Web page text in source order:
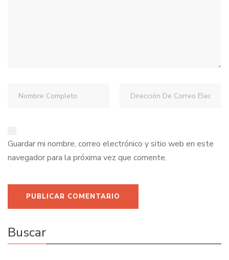
Guardar mi nombre, correo electrónico y sitio web en este
navegador para la próxima vez que comente.
Buscar